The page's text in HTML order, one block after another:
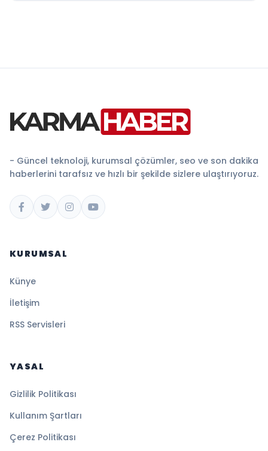
- Güncel teknoloji, kurumsal çözümler, seo ve son dakika
haberlerini tarafsız ve hızlı bir şekilde sizlere ulaştırıyoruz.
KURUMSAL
Künye
İletişim
RSS Servisleri
YASAL
Gizlilik Politikası
Kullanım Şartları
Çerez Politikası